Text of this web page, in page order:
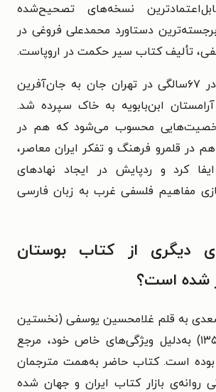
نسخه‌های تصحیح‌شده
برجسته‌ترین دستاورد محمدعلی فروغی در
تألیف کتاب سیر حکمت در اروپاست.
محمدعلی فروغی در ۶۷سالگی در تهران جان به جان‌آفرین
ابن‌بابویه به خاک سپرده شد.
محسوب می‌شود که هم در
در قلمرو فرهنگ و تفکر ایران معاصر،
کرد و ردپایش در ایجاد نهادهای
مفاهیم فلسفی غرب به زبان فارسی
دیگری از کتاب بوستان
شده است؟
به قلم غلامحسین یوسفی (نخستین
انتشار در سال ۱۳۵۹) به‌دلیل ویژگی‌های خاص خود، مرجع
بوده است.کتاب حاضر به‌همت مترجمان
روانه‌ی بازار کتاب ایران و جهان شده